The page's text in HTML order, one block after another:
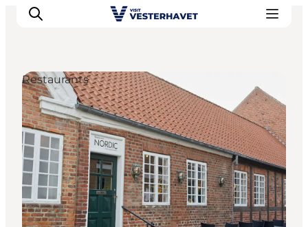
Events
Erlebnisse
Unsere Städte
Essen & Übernachtung
Tickets kaufen
Plane deine Reise
Restaurants